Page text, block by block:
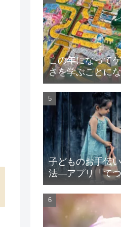
この年になって
さを学ぶことに
子どものお手伝
法―アプリ「て